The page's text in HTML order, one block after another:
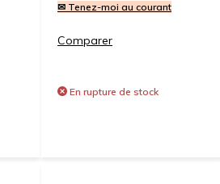
✉ Tenez-moi au courant
Comparer
En rupture de stock